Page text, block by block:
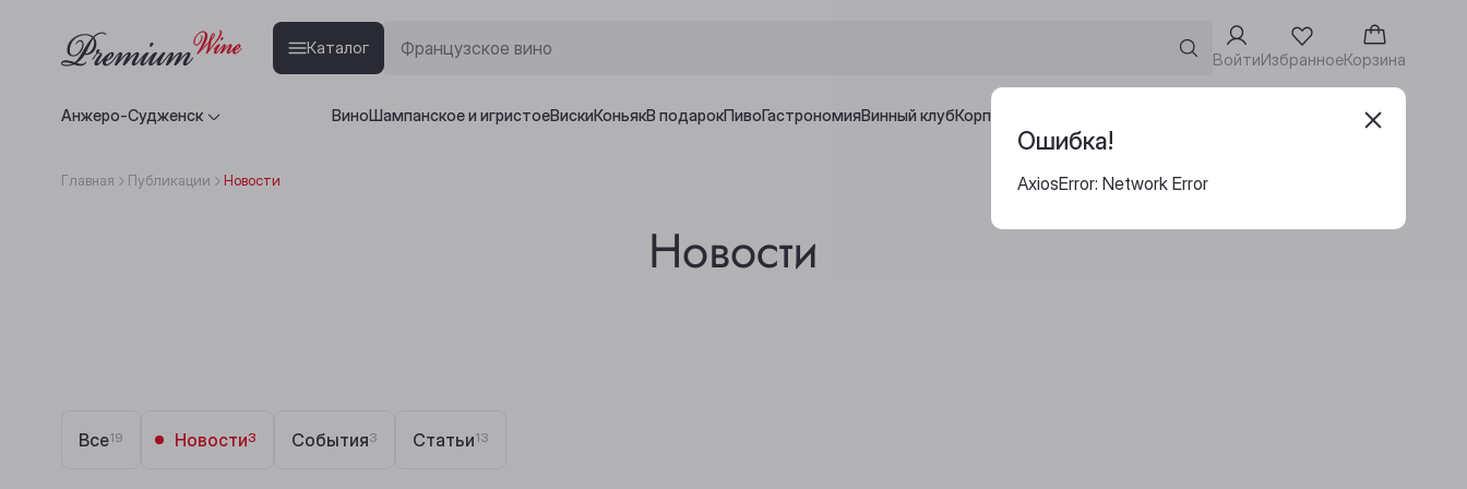
Каталог
ВойтиИзбранноеКорзина
Анжеро-Судженск ВиноШампанское и игристоеВискиКоньякВ подарокПивоГастрономияВинный клубКорпоративным клиентам Адреса винотек
Главная Публикации Новости
Новости
Все19 Новости3 События3 Статьи13
Ошибка!
AxiosError: Network Error